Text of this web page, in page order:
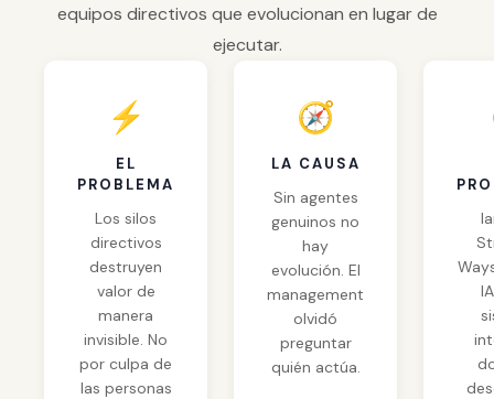
equipos directivos que evolucionan en lugar de
ejecutar.
⚡
EL
PROBLEMA
Los silos
directivos
destruyen
valor de
manera
invisible. No
por culpa de
las personas
🧭
LA CAUSA
Sin agentes
genuinos no
hay
evolución. El
management
olvidó
preguntar
quién actúa.